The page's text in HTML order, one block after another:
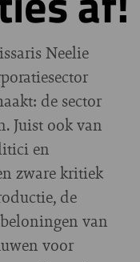
Neelie
de sector
Juist ook van
en
zware kritiek
de
van
voor